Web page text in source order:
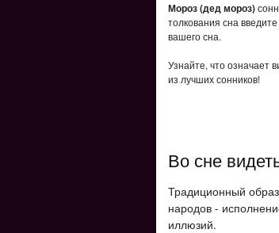
Мороз (дед мороз)
толкования сна
вашего сна.
Узнайте, что означает
из лучших сонников!
Во сне
Традиционный образ
народов -
иллюзий.